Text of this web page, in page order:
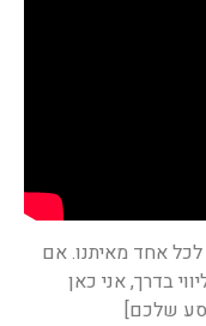
אחד מאיתנו. אם
בדרך, אני כאן
שלכם]